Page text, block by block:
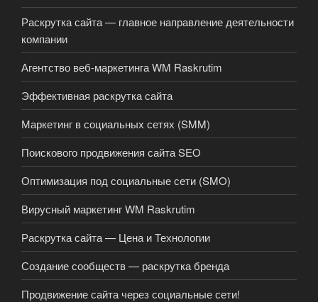
Раскрутка сайта — главное направление деятельности
компании
Агентство веб-маркетинга WM Raskrutim
Эффективная раскрутка сайта
Маркетинг в социальных сетях (SMM)
Поискового продвижения сайта SEO
Оптимизация под социальные сети (SMO)
Вирусный маркетинг WM Raskrutim
Раскрутка сайта — Цена и Технологии
Создание сообществ — раскрутка бренда
Продвижение сайта через социальные сети!